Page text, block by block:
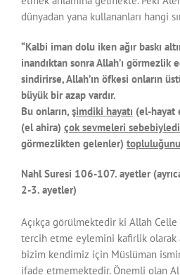
dünyadan yana kullananları hangi
“Kalbi iman dolu iken ağır baskı
inandıktan sonra Allah’ı
sindirirse, Allah’ın öfkesi onların
büyük bir azap vardır.
Bu onların, şimdiki hayatı (el-hayat
(el ahira) çok sevmeleri
görmezlikten gelenler) topluluğunu
Nahl Suresi 106-107. ayetler
2-3. ayetler)
Açıkça görülmektedir ki Allah Celle
tercih etme eylemini kafirlik olarak
bizim kendimiz için Müslüman
ifade etmemektedir. Önemli olan